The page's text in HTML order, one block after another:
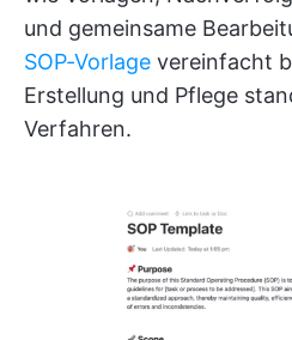
und gemeinsame
SOP-Vorlage vereinfacht
Erstellung und Pflege
Verfahren.